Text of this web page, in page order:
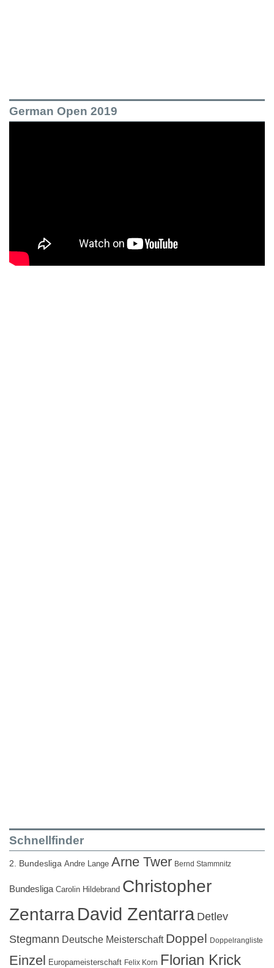
German Open 2019
Schnellfinder
2. Bundesliga Andre Lange Arne Twer Bernd Stammnitz
Bundesliga Carolin Hildebrand Christopher
ZentarraDavid Zentarra Detlev
Stegmann Deutsche Meisterschaft Doppel Doppelrangliste
Einzel Europameisterschaft Felix Korn Florian Krick